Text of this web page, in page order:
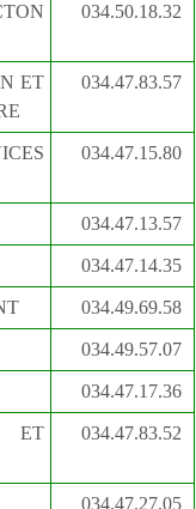
034.50.18.32
ET
034.47.83.57
034.47.15.80
034.47.13.57
034.47.14.35
034.49.69.58
034.49.57.07
034.47.17.36
ET
034.47.83.52
034.47.27.05